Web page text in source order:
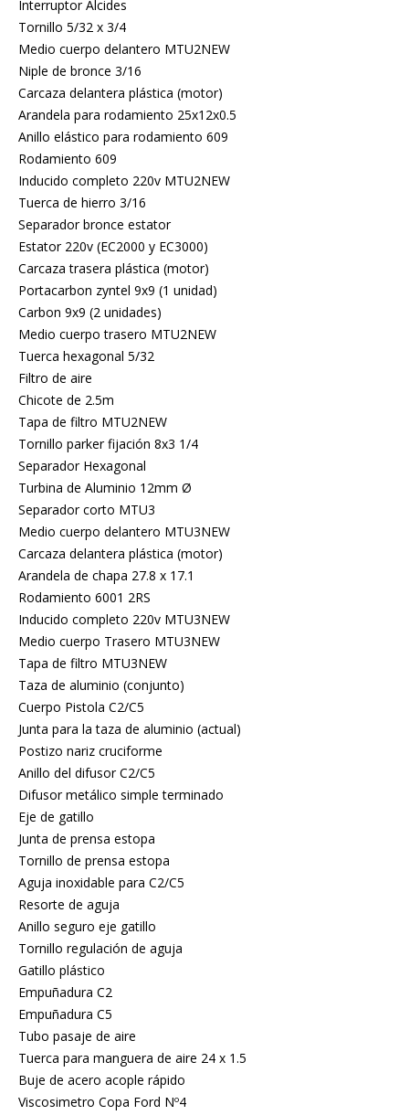
Interruptor Alcides
Tornillo 5/32 x 3/4
Medio cuerpo delantero MTU2NEW
Niple de bronce 3/16
Carcaza delantera plástica (motor)
Arandela para rodamiento 25x12x0.5
Anillo elástico para rodamiento 609
Rodamiento 609
Inducido completo 220v MTU2NEW
Tuerca de hierro 3/16
Separador bronce estator
Estator 220v (EC2000 y EC3000)
Carcaza trasera plástica (motor)
Portacarbon zyntel 9x9 (1 unidad)
Carbon 9x9 (2 unidades)
Medio cuerpo trasero MTU2NEW
Tuerca hexagonal 5/32
Filtro de aire
Chicote de 2.5m
Tapa de filtro MTU2NEW
Tornillo parker fijación 8x3 1/4
Separador Hexagonal
Turbina de Aluminio 12mm Ø
Separador corto MTU3
Medio cuerpo delantero MTU3NEW
Carcaza delantera plástica (motor)
Arandela de chapa 27.8 x 17.1
Rodamiento 6001 2RS
Inducido completo 220v MTU3NEW
Medio cuerpo Trasero MTU3NEW
Tapa de filtro MTU3NEW
Taza de aluminio (conjunto)
Cuerpo Pistola C2/C5
Junta para la taza de aluminio (actual)
Postizo nariz cruciforme
Anillo del difusor C2/C5
Difusor metálico simple terminado
Eje de gatillo
Junta de prensa estopa
Tornillo de prensa estopa
Aguja inoxidable para C2/C5
Resorte de aguja
Anillo seguro eje gatillo
Tornillo regulación de aguja
Gatillo plástico
Empuñadura C2
Empuñadura C5
Tubo pasaje de aire
Tuerca para manguera de aire 24 x 1.5
Buje de acero acople rápido
Viscosimetro Copa Ford Nº4